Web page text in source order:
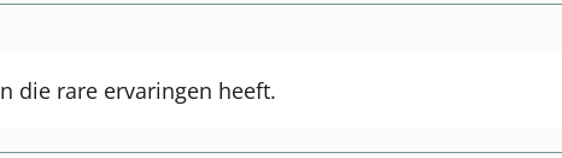
die rare ervaringen heeft.